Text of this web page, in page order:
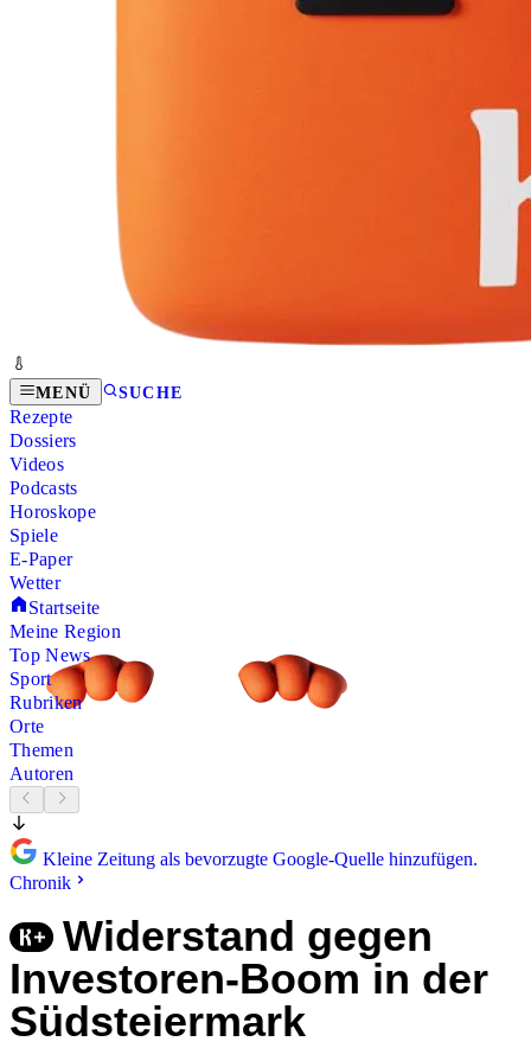
MENÜ SUCHE
Rezepte
Dossiers
Videos
Podcasts
Horoskope
Spiele
E-Paper
Wetter
Startseite
Meine Region
Top News
Sport
Rubriken
Orte
Themen
Autoren
Kleine Zeitung als bevorzugte Google-Quelle hinzufügen.
Chronik
Widerstand gegen
Investoren-Boom in der
Südsteiermark